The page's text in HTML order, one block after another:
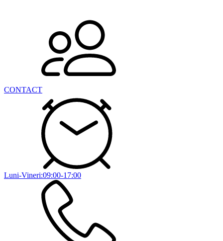
CONTACT
Luni-Vineri:09:00-17:00